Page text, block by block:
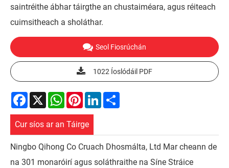
saintréithe ábhar táirgthe an chustaiméara, agus réiteach
cuimsitheach a sholáthar.
Seol Fiosrúchán
1022 Íoslódáil PDF
Facebook
X WhatsApp
PinterestLinkedIn
Cur síos ar an Táirge
Ningbo Qihong Co Cruach Dhosmálta, Ltd Mar cheann de
na 301 monaróirí agus soláthraithe na Síne Stráice